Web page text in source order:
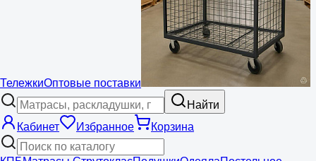
ТележкиОптовые поставки
Найти
Кабинет
Избранное Корзина